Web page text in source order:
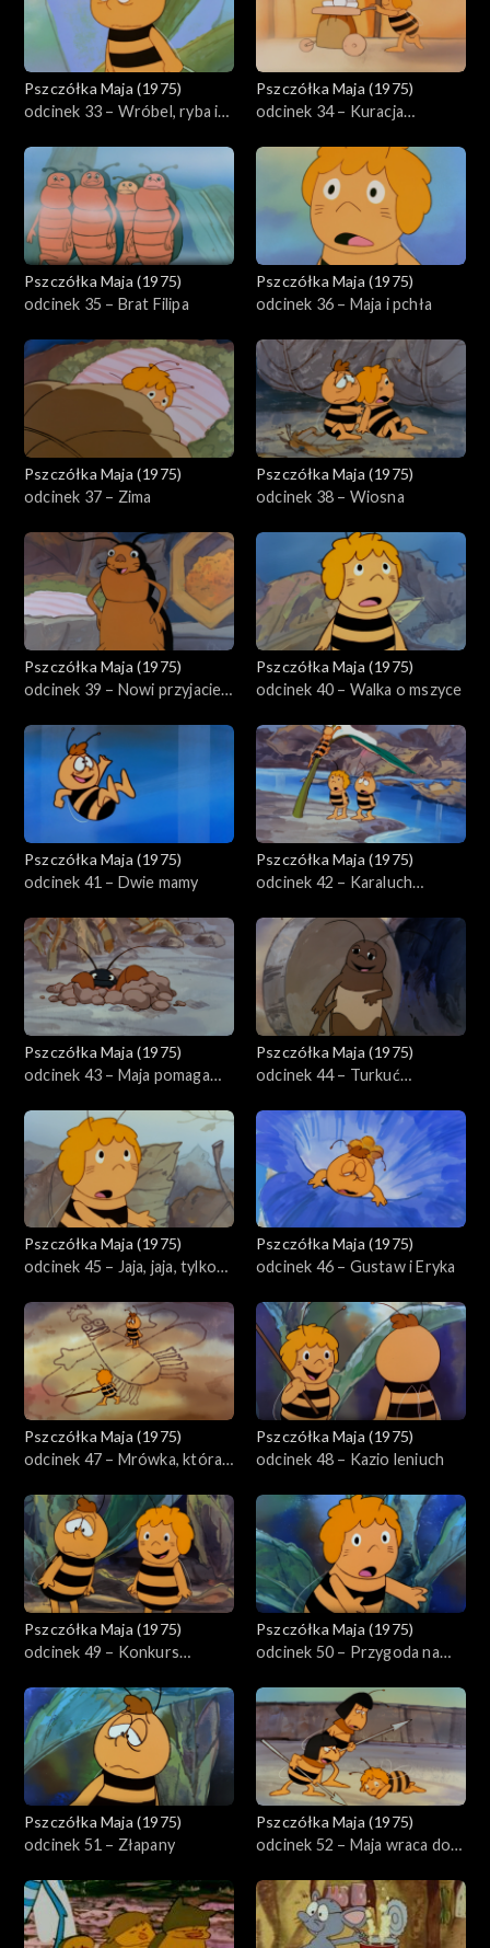
Pszczółka Maja (1975)
odcinek 33 – Wróbel, ryba i
Pszczółka Maja (1975)
odcinek 34 – Kuracja
Pszczółka Maja (1975)
odcinek 35 – Brat Filipa
Pszczółka Maja (1975)
odcinek 36 – Maja i pchła
Pszczółka Maja (1975)
odcinek 37 – Zima
Pszczółka Maja (1975)
odcinek 38 – Wiosna
Pszczółka Maja (1975)
odcinek 39 – Nowi przyjaciele
Pszczółka Maja (1975)
odcinek 40 – Walka o mszyce
Pszczółka Maja (1975)
odcinek 41 – Dwie mamy
Pszczółka Maja (1975)
odcinek 42 – Karaluch
Pszczółka Maja (1975)
odcinek 43 – Maja pomaga
Pszczółka Maja (1975)
odcinek 44 – Turkuć
Pszczółka Maja (1975)
odcinek 45 – Jaja, jaja, tylko
Pszczółka Maja (1975)
odcinek 46 – Gustaw i Eryka
Pszczółka Maja (1975)
odcinek 47 – Mrówka, która
Pszczółka Maja (1975)
odcinek 48 – Kazio leniuch
Pszczółka Maja (1975)
odcinek 49 – Konkurs
Pszczółka Maja (1975)
odcinek 50 – Przygoda na
Pszczółka Maja (1975)
odcinek 51 – Złapany
Pszczółka Maja (1975)
odcinek 52 – Maja wraca do